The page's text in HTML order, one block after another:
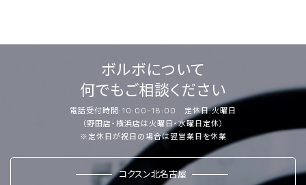
ボルボについて
何でもご相談ください
電話受付時間:10:00-18:00 定休日:火曜日
（野田店・横浜店は火曜日・水曜日定休）
※定休日が祝日の場合は翌営業日を休業
コクスン北名古屋